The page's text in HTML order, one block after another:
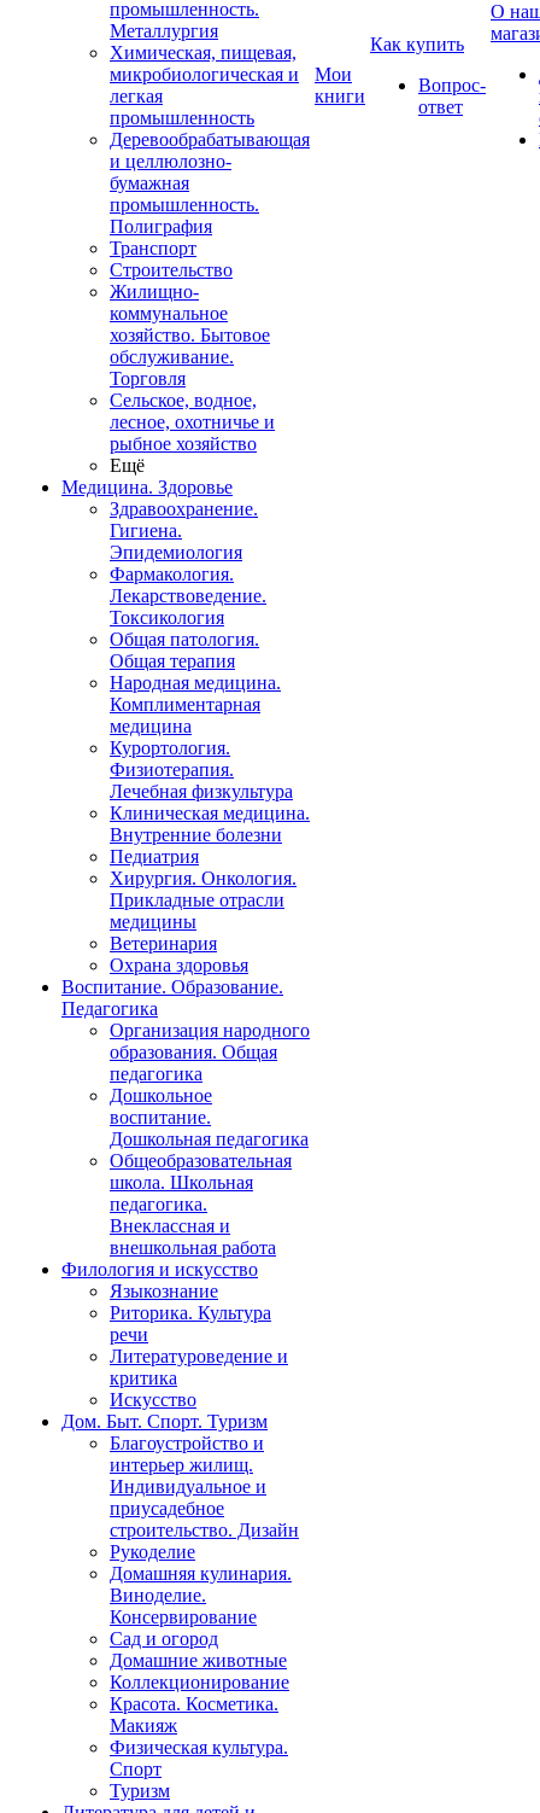
промышленность.
Металлургия
Химическая, пищевая,
микробиологическая и
легкая
промышленность
Деревообрабатывающая
и целлюлозно-
бумажная
промышленность.
Полиграфия
Транспорт
Строительство
Жилищно-
коммунальное
хозяйство. Бытовое
обслуживание.
Торговля
Сельское, водное,
лесное, охотничье и
рыбное хозяйство
Ещё
Медицина. Здоровье
Здравоохранение.
Гигиена.
Эпидемиология
Фармакология.
Лекарствоведение.
Токсикология
Общая патология.
Общая терапия
Народная медицина.
Комплиментарная
медицина
Курортология.
Физиотерапия.
Лечебная физкультура
Клиническая медицина.
Внутренние болезни
Педиатрия
Хирургия. Онкология.
Прикладные отрасли
медицины
Ветеринария
Охрана здоровья
Воспитание. Образование.
Педагогика
Организация народного
образования. Общая
педагогика
Дошкольное
воспитание.
Дошкольная педагогика
Общеобразовательная
школа. Школьная
педагогика.
Внеклассная и
внешкольная работа
Филология и искусство
Языкознание
Риторика. Культура
речи
Литературоведение и
критика
Искусство
Дом. Быт. Спорт. Туризм
Благоустройство и
интерьер жилищ.
Индивидуальное и
приусадебное
строительство. Дизайн
Рукоделие
Домашняя кулинария.
Виноделие.
Консервирование
Сад и огород
Домашние животные
Коллекционирование
Красота. Косметика.
Макияж
Физическая культура.
Спорт
Туризм
Мои
книги
Как купить
Вопрос-
ответ
О